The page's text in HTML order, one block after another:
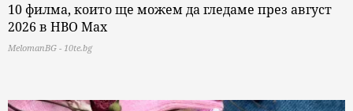
10 филма, които ще можем да гледаме през август
2026 в HBO Max
MelomanBG - 10te.bg